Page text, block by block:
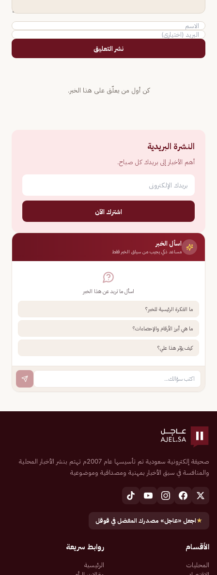
نشر التعليق
كن أول من يعلّق على هذا الخبر.
النشرة البريدية
أهم الأخبار إلى بريدك كل صباح.
اشترك الآن
اسأل الخبر
مساعد ذكي يجيب من سياق الخبر فقط
اسأل ما تريد عن هذا الخبر
ما الفكرة الرئيسية للخبر؟
ما هي أبرز الأرقام والإحصاءات؟
كيف يؤثر هذا علي؟
صحيفة إلكترونية سعودية تم تأسيسها عام 2007م تهتم بنشر الأخبار المحلية
والمنافسة في سبق الأخبار بمهنية ومصداقية وموضوعية
★اجعل «عاجل» مصدرك المفضل في قوقل
الأقسام
المحليات
روابط سريعة
الرئيسية